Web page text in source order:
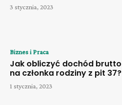
3 stycznia, 2023
Biznes i Praca
Jak obliczyć dochód brutto
na członka rodziny z pit 37?
1 stycznia, 2023